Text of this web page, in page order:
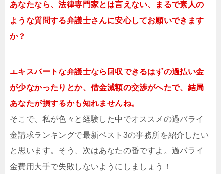
あなたなら、法律専門家とは言えない、まるで素人の
ような質問する弁護士さんに安心してお願いできます
か？
エキスパートな弁護士なら回収できるはずの過払い金
が少なかったりとか、借金減額の交渉がへたで、結局
あなたが損するかも知れませんね。
そこで、私が色々と経験した中でオススメの過バライ
金請求ランキングで最新ベスト3の事務所を紹介したい
と思います。そう、次はあなたの番ですよ。過バライ
金費用大手で失敗しないようにしましょう！